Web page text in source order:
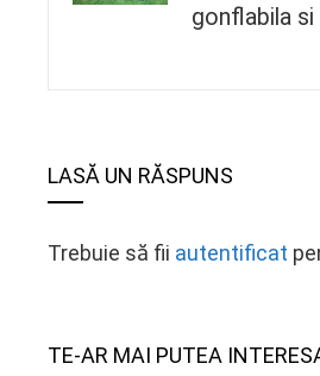
gonflabila
LASĂ UN RĂSPUNS
Trebuie să fii autentificat
TE-AR MAI PUTEA